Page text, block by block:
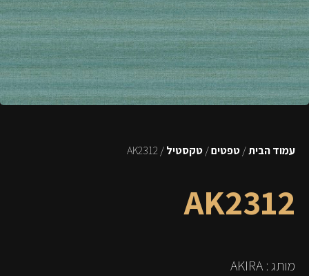
עמוד הבית/טפטים/טקסטיל/ AK2312
AK2312
מותג : AKIRA